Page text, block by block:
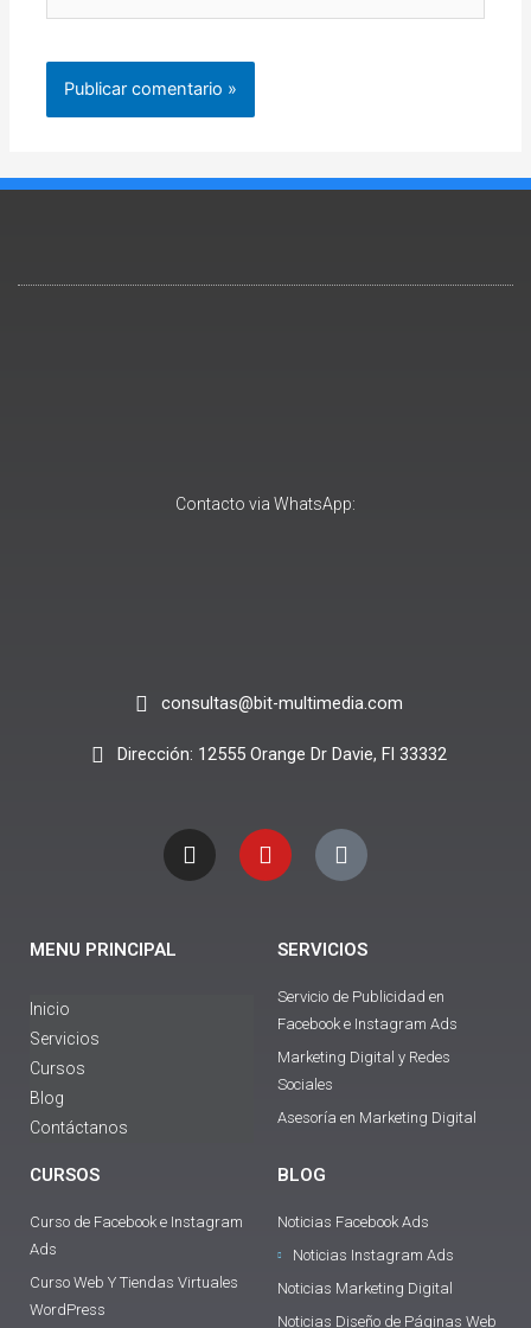
Contacto via WhatsApp:
consultas@bit-multimedia.com
Dirección: 12555 Orange Dr Davie, Fl 33332
n
s
t
o
u
t
e
i
k
t
MENU PRINCIPAL
Inicio
Servicios
Cursos
Blog
Contáctanos
SERVICIOS
Servicio de Publicidad en
Facebook e Instagram Ads
Marketing Digital y Redes
Sociales
Asesoría en Marketing Digital
CURSOS
Curso de Facebook e Instagram
Ads
Curso Web Y Tiendas Virtuales
WordPress
BLOG
Noticias Facebook Ads
Noticias Instagram Ads
Noticias Marketing Digital
Noticias Diseño de Páginas Web